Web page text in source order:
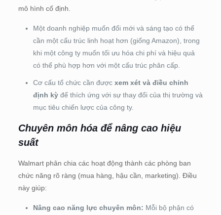
mô hình cố định.
Một doanh nghiệp muốn đổi mới và sáng tạo có thể
cần một cấu trúc linh hoạt hơn (giống Amazon), trong
khi một công ty muốn tối ưu hóa chi phí và hiệu quả
có thể phù hợp hơn với một cấu trúc phân cấp.
Cơ cấu tổ chức cần được xem xét và điều chỉnh
định kỳđể thích ứng với sự thay đổi của thị trường và
mục tiêu chiến lược của công ty.
Chuyên môn hóa để nâng cao hiệu
suất
Walmart phân chia các hoạt động thành các phòng ban
chức năng rõ ràng (mua hàng, hậu cần, marketing). Điều
này giúp:
Nâng cao năng lực chuyên môn: Mỗi bộ phận có